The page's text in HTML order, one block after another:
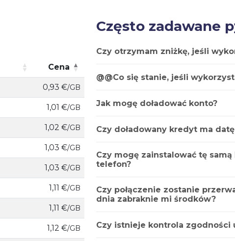
Cena
Cena
0,93 €/GB
1,01 €/GB
1,02 €/GB
1,03 €/GB
1,03 €/GB
1,11 €/GB
1,11 €/GB
1,12 €/GB
Często zadawane
Czy otrzymam zniżkę, jeśli
@@Co się stanie, jeśli
Jak mogę doładować konto?
Czy doładowany kredyt ma
Czy mogę zainstalować tę
telefon?
Czy połączenie zostanie
dnia zabraknie mi środków?
Czy istnieje kontrola zgodności